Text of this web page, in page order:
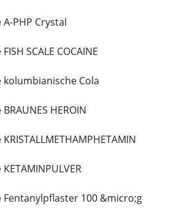
A-PHP Crystal
SCALE COCAINE
kolumbianische Cola
HEROIN
Fentanylpflaster 100 &micro;g